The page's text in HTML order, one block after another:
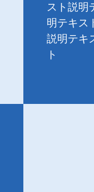
スト説明
明テキス
説明テキ
ト